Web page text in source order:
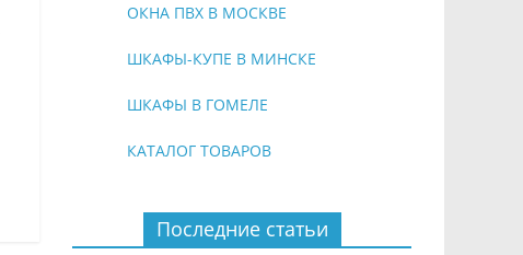
ОКНА ПВХ В МОСКВЕ
ШКАФЫ-КУПЕ В МИНСКЕ
ШКАФЫ В ГОМЕЛЕ
КАТАЛОГ ТОВАРОВ
Последние статьи